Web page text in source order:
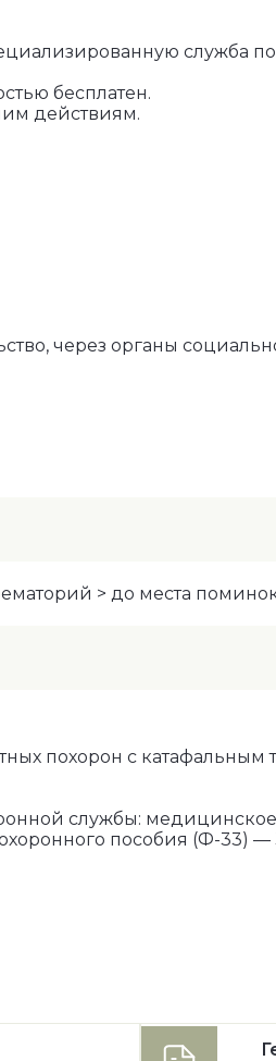
служба
бесплатен.
действиям.
через органы
> до места
похорон с катафальным
службы:
пособия (Ф-33) —